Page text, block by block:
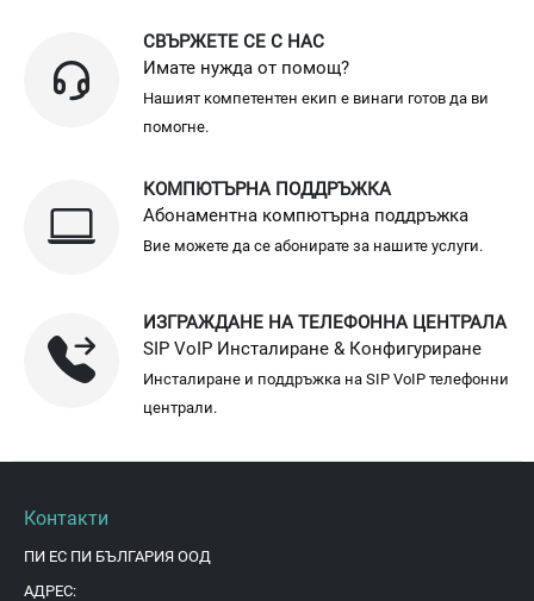
СВЪРЖЕТЕ СЕ С НАС
Имате нужда от помощ?
Нашият компетентен екип е винаги готов да ви
помогне.
КОМПЮТЪРНА ПОДДРЪЖКА
Абонаментна компютърна поддръжка
Вие можете да се абонирате за нашите услуги.
ИЗГРАЖДАНЕ НА ТЕЛЕФОННА ЦЕНТРАЛА
SIP VoIP Инсталиране & Конфигуриране
Инсталиране и поддръжка на SIP VoIP телефонни
централи.
Контакти
ПИ ЕС ПИ БЪЛГАРИЯ ООД
АДРЕС: